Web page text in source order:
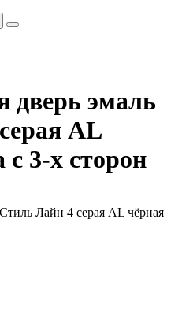
дверь эмаль
AL
3-х сторон